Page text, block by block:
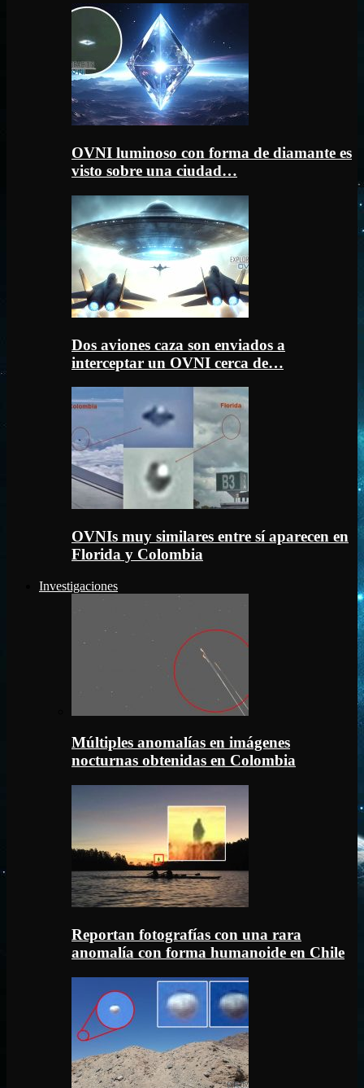
OVNI luminoso con forma de diamante es
visto sobre una ciudad…
Dos aviones caza son enviados a
interceptar un OVNI cerca de…
OVNIs muy similares entre sí aparecen en
Florida y Colombia
Investigaciones
Múltiples anomalías en imágenes
nocturnas obtenidas en Colombia
Reportan fotografías con una rara
anomalía con forma humanoide en Chile